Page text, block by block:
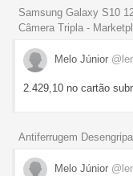
Samsung Galaxy S10
Câmera Tripla -
Melo Júnior
2.429,10 no cartão
Antiferrugem
Melo Júnior